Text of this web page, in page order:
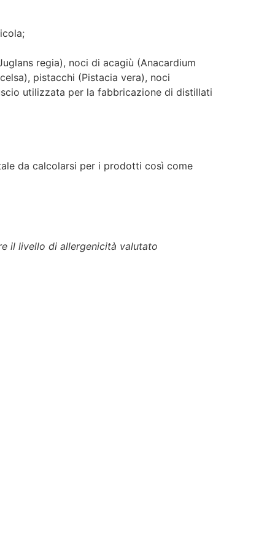
regia), noci di acagiù (Anacardium
pistacchi (Pistacia vera), noci
utilizzata per la fabbricazione di distillati
da calcolarsi per i prodotti così come
il livello di allergenicità valutato